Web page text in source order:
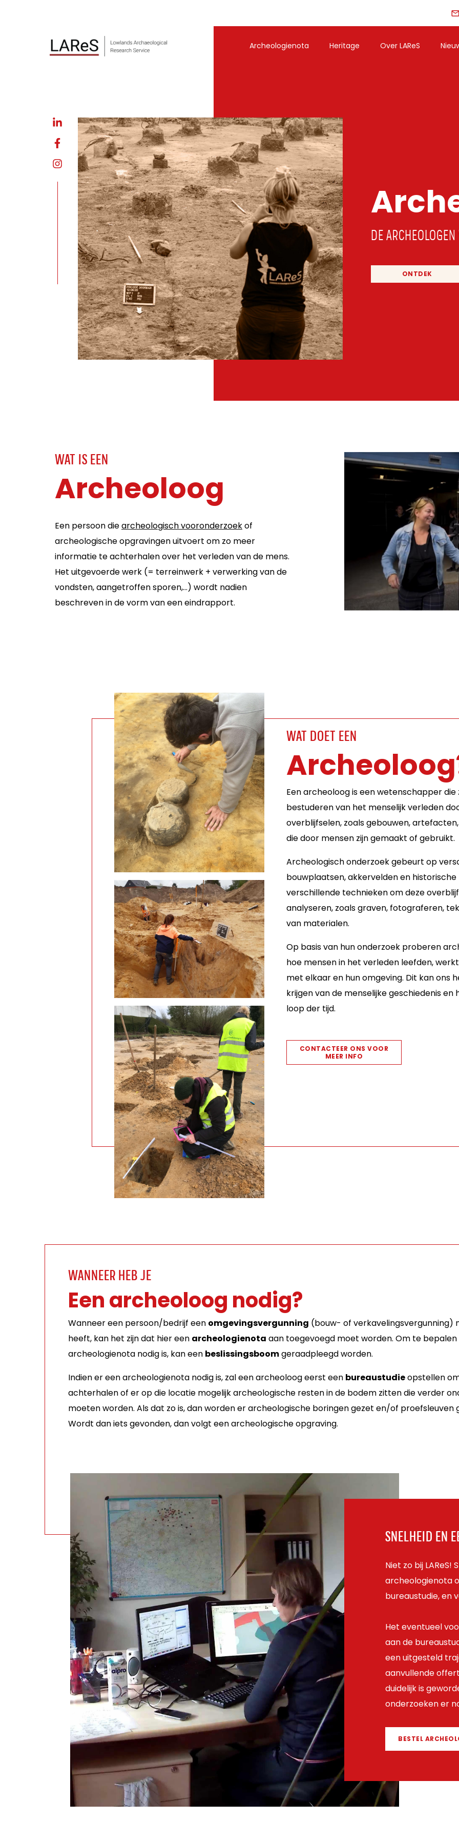
Archeologienota Heritage Over LAReS
DE
ONTDEK
WAT IS EEN
Archeoloog
Een persoon diearcheologisch vooronderzoekof
archeologische opgravingen uitvoert om zo meer
informatie te achterhalen over het verleden van de mens.
Het uitgevoerde werk (= terreinwerk + verwerking van de
vondsten, aangetroffen sporen,…) wordt nadien
beschreven in de vorm van een eindrapport.
WAT DOET EEN
Een archeoloog is een wetenschapper
bestuderen van het menselijk verleden
overblijfselen, zoals gebouwen,
die door mensen zijn gemaakt of gebruikt.
Archeologisch onderzoek gebeurt op
bouwplaatsen, akkervelden en
verschillende technieken om deze
analyseren, zoals graven, fotograferen,
van materialen.
Op basis van hun onderzoek proberen
hoe mensen in het verleden leefden,
met elkaar en hun omgeving. Dit kan ons
krijgen van de menselijke geschiedenis
loop der tijd.
CONTACTEER ONS VOOR
MEER INFO
WANNEER HEB JE
Een archeoloog nodig?
Wanneer een persoon/bedrijf een omgevingsvergunning (bouw- of verkavelingsvergunning)
heeft, kan het zijn dat hier een archeologienota aan toegevoegd moet worden. Om te
archeologienota nodig is, kan een beslissingsboomgeraadpleegd worden.
Indien er een archeologienota nodig is, zal een archeoloog eerst een bureaustudieopstellen
achterhalen of er op die locatie mogelijk archeologische resten in de bodem zitten die verder
moeten worden. Als dat zo is, dan worden er archeologische boringen gezet en/of proefsleuven
Wordt dan iets gevonden, dan volgt een archeologische opgraving.
SNELHEID EN
Niet zo bij LAReS!
archeologienota
bureaustudie, en
Het eventueel
aan de
een uitgesteld
aanvullende
duidelijk is
onderzoeken er
BESTEL